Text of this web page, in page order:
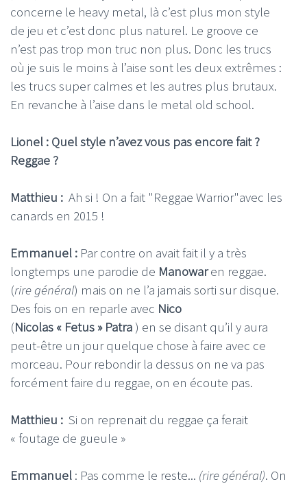
concerne le heavy metal, là c’est plus mon style
de jeu et c’est donc plus naturel. Le groove ce
n’est pas trop mon truc non plus. Donc les trucs
où je suis le moins à l’aise sont les deux extrêmes :
les trucs super calmes et les autres plus brutaux.
En revanche à l’aise dans le metal old school.
Lionel : Quel style n’avez vous pas encore fait ?
Reggae ?
Matthieu : Ah si ! On a fait "Reggae Warrior"avec les
canards en 2015 !
Emmanuel : Par contre on avait fait il y a très
longtemps une parodie de Manowaren reggae.
(rire général) mais on ne l’a jamais sorti sur disque.
Des fois on en reparle avec Nico
(Nicolas « Fetus » Patra ) en se disant qu’il y aura
peut-être un jour quelque chose à faire avec ce
morceau. Pour rebondir la dessus on ne va pas
forcément faire du reggae, on en écoute pas.
Matthieu : Si on reprenait du reggae ça ferait
« foutage de gueule »
Emmanuel : Pas comme le reste... (rire général). On